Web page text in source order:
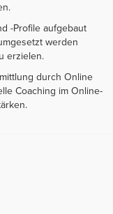
-Profile aufgebaut
werden
erzielen.
durch Online
Coaching im Online-